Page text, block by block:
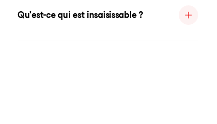
Qu'est-ce qui est insaisissable ?